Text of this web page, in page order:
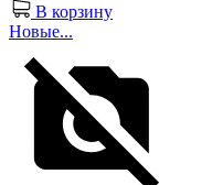
В корзину
Новые...